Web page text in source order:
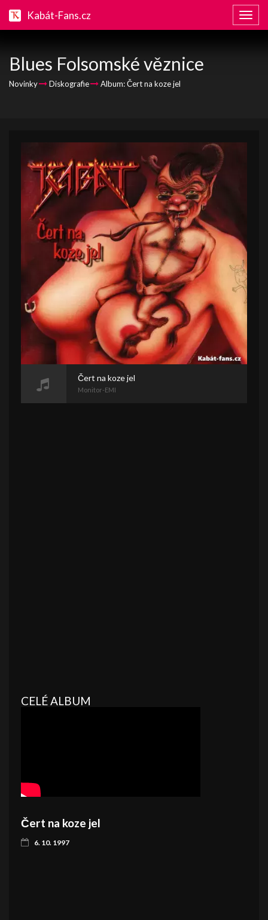
Kabát-Fans.cz
Blues Folsomské věznice
Novinky Diskografie Album: Čert na koze jel
Čert na koze jel
Monitor-EMI
CELÉ ALBUM
Čert na koze jel
6. 10. 1997